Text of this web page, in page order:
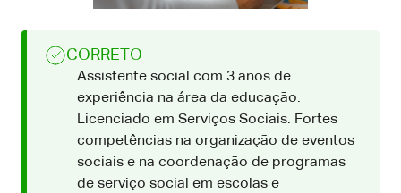
CORRETO
Assistente social com 3 anos de
experiência na área da educação.
Licenciado em Serviços Sociais. Fortes
competências na organização de eventos
sociais e na coordenação de programas
de serviço social em escolas e